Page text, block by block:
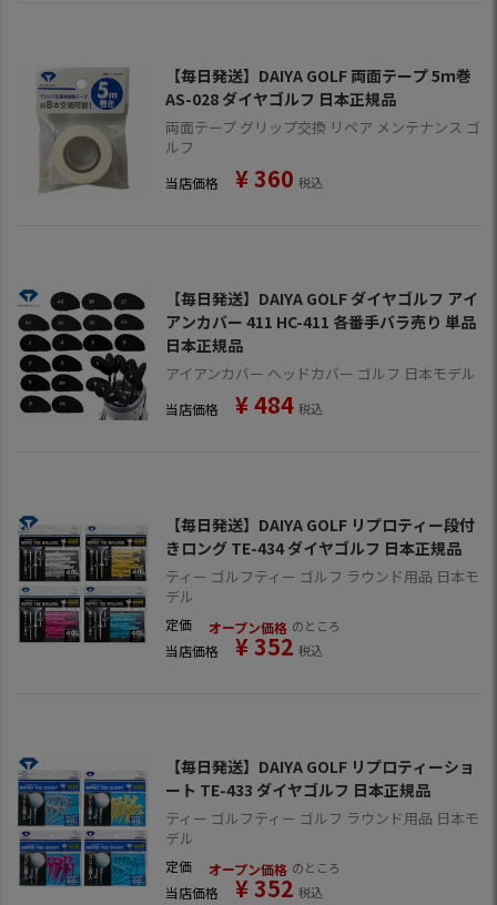
【毎日発送】DAIYA GOLF 両面テープ 5ｍ巻
AS-028 ダイヤゴルフ 日本正規品
両面テープ グリップ交換 リペア メンテナンス ゴ
ルフ
当店価格 ¥360 税込
【毎日発送】DAIYA GOLF ダイヤゴルフ アイ
アンカバー 411 HC-411 各番手バラ売り 単品
日本正規品
アイアンカバー ヘッドカバー ゴルフ 日本モデル
当店価格 ¥484 税込
【毎日発送】DAIYA GOLF リプロティー段付
きロング TE-434 ダイヤゴルフ 日本正規品
ティー ゴルフティー ゴルフ ラウンド用品 日本モ
デル
定価 オープン価格 のところ
当店価格 ¥352 税込
【毎日発送】DAIYA GOLF リプロティーショ
ート TE-433 ダイヤゴルフ 日本正規品
ティー ゴルフティー ゴルフ ラウンド用品 日本モ
デル
定価 オープン価格 のところ
当店価格 ¥352 税込